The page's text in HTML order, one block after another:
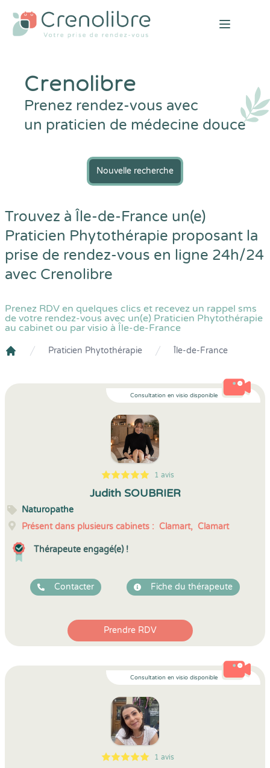
Open
Crenolibre
Prenez rendez-vous avec
un praticien de médecine douce
Nouvelle recherche
Trouvez à Île-de-France un(e)
Praticien Phytothérapie proposant la
prise de rendez-vous en ligne 24h/24
avec Crenolibre
Prenez RDV en quelques clics et recevez un rappel sms
de votre rendez-vous avec un(e) Praticien Phytothérapie
au cabinet ou par visio à Île-de-France
Praticien Phytothérapie Île-de-France
Consultation en visio disponible
5
1
5
1 1 avis
Judith SOUBRIER
Naturopathe
Présent dans plusieurs cabinets : Clamart, Clamart
Thérapeute engagé(e) !
Contacter Fiche du thérapeute
Prendre RDV
Consultation en visio disponible
5
1
5
1 1 avis